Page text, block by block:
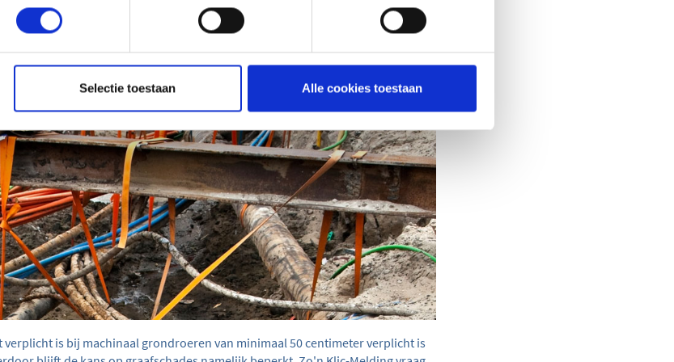
Selectie toestaan Alle cookies toestaan
Deze graafschade heeft niet alleen impact op degene die op dat moment
ook neveneffecten op de gehele buurt en kan zelfs tot gevaarlijke situaties
verplicht is bij machinaal grondroeren van minimaal 50 centimeter verplicht is